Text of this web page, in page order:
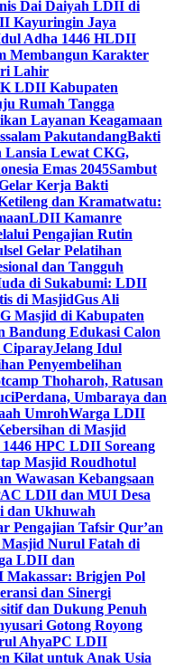
Dai Daiyah LDII di
Kayuringin Jaya
Adha 1446 HLDII
Membangun Karakter
Lahir
LDII Kabupaten
Rumah Tangga
Layanan Keagamaan
PakutandangBakti
Lansia Lewat CKG,
Emas 2045Sambut
Kerja Bakti
dan Kramatwatu:
LDII Kamanre
Pengajian Rutin
Gelar Pelatihan
dan Tangguh
di Sukabumi: LDII
di MasjidGus Ali
Masjid di Kabupaten
Bandung Edukasi Calon
CiparayJelang Idul
Penyembelihan
Thoharoh, Ratusan
Perdana, Umbaraya dan
UmrohWarga LDII
di Masjid
HPC LDII Soreang
Masjid Roudhotul
Wawasan Kebangsaan
LDII dan MUI Desa
dan Ukhuwah
Pengajian Tafsir Qur’an
Masjid Nurul Fatah di
LDII dan
Makassar: Brigjen Pol
dan Sinergi
dan Dukung Penuh
Gotong Royong
AhyaPC LDII
Kilat untuk Anak Usia